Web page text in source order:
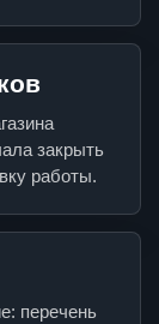
закрыть
работы.
перечень